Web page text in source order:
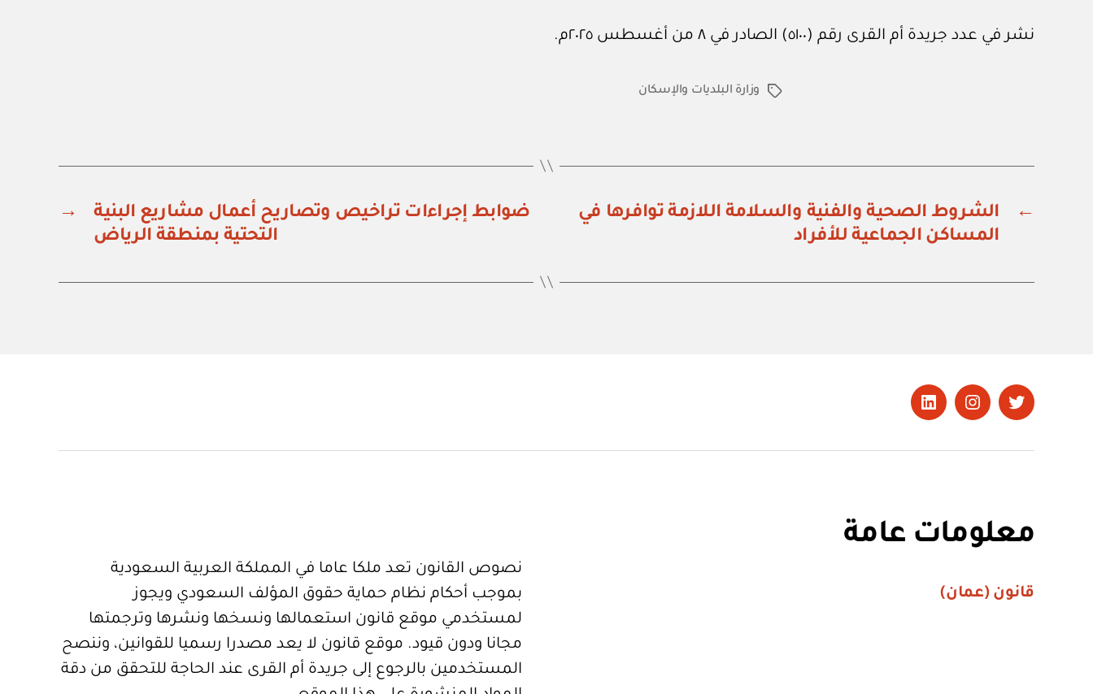
نشر في عدد جريدة أم القرى رقم (٥١٠٠) الصادر في ٨ من أغسطس ٢٠٢٥م.
الوسوموزارة البلديات والإسكان
←
الشروط الصحية والفنية والسلامة اللازمة توافرها في
المساكن الجماعية للأفراد
→
ضوابط إجراءات تراخيص وتصاريح أعمال مشاريع البنية
التحتية بمنطقة الرياض
تويتر Instagram
LinkedIn
معلومات عامة
قانون (عمان)
نصوص القانون تعد ملكا عاما في المملكة العربية السعودية
بموجب أحكام نظام حماية حقوق المؤلف السعودي ويجوز
لمستخدمي موقع قانون استعمالها ونسخها ونشرها وترجمتها
مجانا ودون قيود. موقع قانون لا يعد مصدرا رسميا للقوانين، وننصح
المستخدمين بالرجوع إلى جريدة أم القرى عند الحاجة للتحقق من دقة